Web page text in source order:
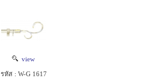
view
รหัส : W-G 1617